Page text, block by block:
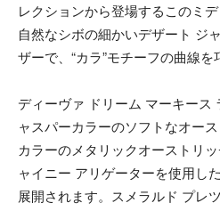
レクションから登場するこのミ
自然なシボの細かいデザート ジ
ザーで、“カラ”モチーフの曲線を
ディーヴァ ドリーム マーキース
ャスパーカラーのソフトなオー
カラーのメタリックオーストリ
ャイニー アリゲーターを使用し
展開されます。スメラルド プレ